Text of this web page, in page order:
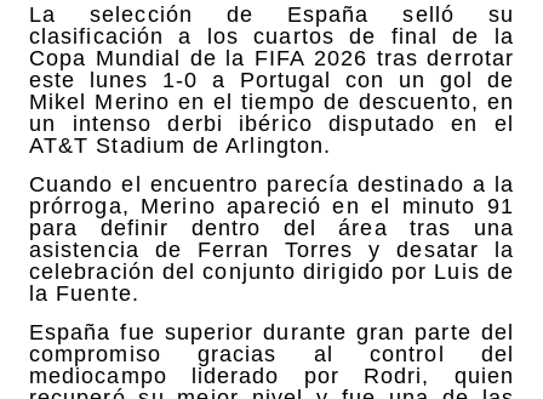
La selección de España selló su
clasificación a los cuartos de final de la
Copa Mundial de la FIFA 2026 tras derrotar
este lunes 1-0 a Portugal con un gol de
Mikel Merino en el tiempo de descuento, en
un intenso derbi ibérico disputado en el
AT&T Stadium de Arlington.
Cuando el encuentro parecía destinado a la
prórroga, Merino apareció en el minuto 91
para definir dentro del área tras una
asistencia de Ferran Torres y desatar la
celebración del conjunto dirigido por Luis de
la Fuente.
España fue superior durante gran parte del
compromiso gracias al control del
mediocampo liderado por Rodri, quien